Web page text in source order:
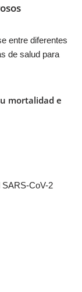
entre diferentes
de salud para
mortalidad e
CoV-2